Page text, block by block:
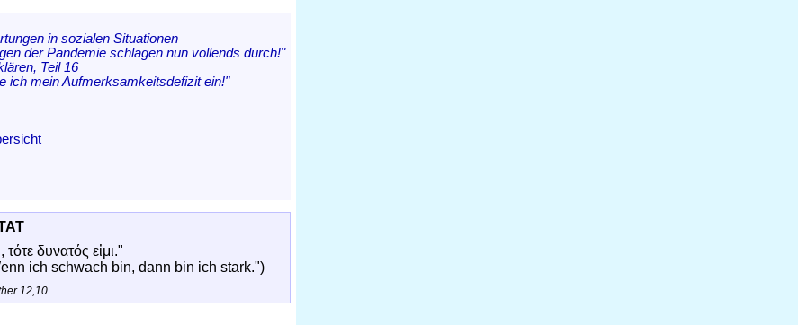
in sozialen Situationen
der Pandemie schlagen nun vollends durch!"
Teil 16
ich mein Aufmerksamkeitsdefizit ein!"
δυνατός εἰμι."
ich schwach bin, dann bin ich stark.")
12,10